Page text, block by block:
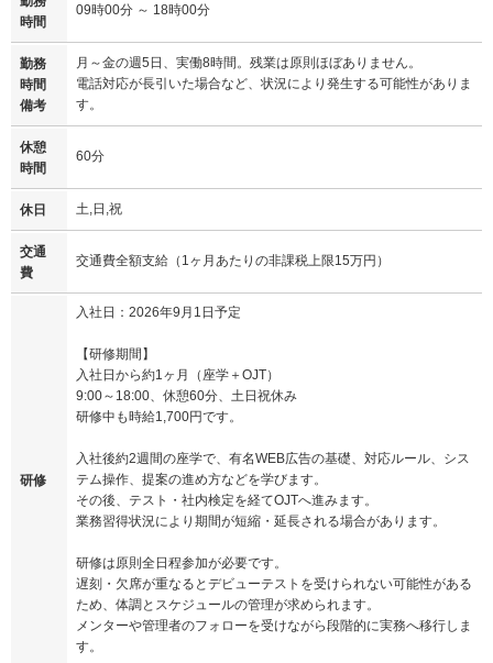
時間
09時00分 ～ 18時00分
勤務
時間
備考
月～金の週5日、実働8時間。残業は原則ほぼありません。
電話対応が長引いた場合など、状況により発生する可能性がありま
す。
休憩
時間
60分
休日 土,日,祝
交通
費
交通費全額支給（1ヶ月あたりの非課税上限15万円）
研修
入社日：2026年9月1日予定
【研修期間】
入社日から約1ヶ月（座学＋OJT）
9:00～18:00、休憩60分、土日祝休み
研修中も時給1,700円です。
入社後約2週間の座学で、有名WEB広告の基礎、対応ルール、シス
テム操作、提案の進め方などを学びます。
その後、テスト・社内検定を経てOJTへ進みます。
業務習得状況により期間が短縮・延長される場合があります。
研修は原則全日程参加が必要です。
遅刻・欠席が重なるとデビューテストを受けられない可能性がある
ため、体調とスケジュールの管理が求められます。
メンターや管理者のフォローを受けながら段階的に実務へ移行しま
す。